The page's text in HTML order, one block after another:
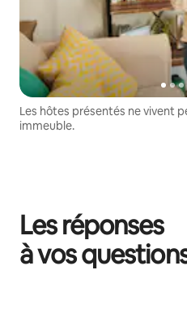
Les hôtes présentés ne vivent
immeuble.
Les réponses
à vos